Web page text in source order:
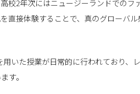
校2年次にはニュージーランドでのフ
直接体験することで、真のグローバ
いた授業が日常的に行われており、
す。